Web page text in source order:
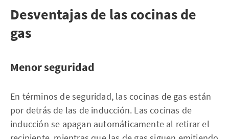
Desventajas de las cocinas de
gas
Menor seguridad
En términos de seguridad, las cocinas de gas están
por detrás de las de inducción. Las cocinas de
inducción se apagan automáticamente al retirar el